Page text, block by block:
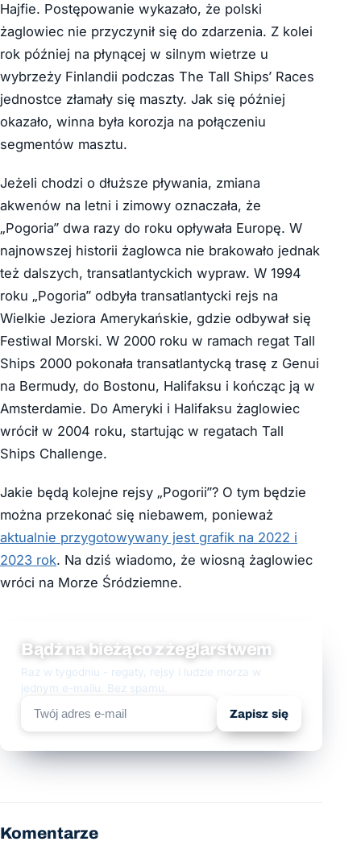
Hajfie. Postępowanie wykazało, że polski
żaglowiec nie przyczynił się do zdarzenia. Z kolei
rok później na płynącej w silnym wietrze u
wybrzeży Finlandii podczas The Tall Ships’ Races
jednostce złamały się maszty. Jak się później
okazało, winna była korozja na połączeniu
segmentów masztu.
Jeżeli chodzi o dłuższe pływania, zmiana
akwenów na letni i zimowy oznaczała, że
„Pogoria” dwa razy do roku opływała Europę. W
najnowszej historii żaglowca nie brakowało jednak
też dalszych, transatlantyckich wypraw. W 1994
roku „Pogoria” odbyła transatlantycki rejs na
Wielkie Jeziora Amerykańskie, gdzie odbywał się
Festiwal Morski. W 2000 roku w ramach regat Tall
Ships 2000 pokonała transatlantycką trasę z Genui
na Bermudy, do Bostonu, Halifaksu i kończąc ją w
Amsterdamie. Do Ameryki i Halifaksu żaglowiec
wrócił w 2004 roku, startując w regatach Tall
Ships Challenge.
Jakie będą kolejne rejsy „Pogorii”? O tym będzie
można przekonać się niebawem, ponieważ
aktualnie przygotowywany jest grafik na 2022 i
2023 rok. Na dziś wiadomo, że wiosną żaglowiec
wróci na Morze Śródziemne.
Bądź na bieżąco z żeglarstwem
Raz w tygodniu - regaty, rejsy i ludzie morza w
jednym e-mailu. Bez spamu.
Zapisz się
Komentarze